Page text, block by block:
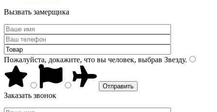
Вызвать замерщика
Пожалуйста, докажите, что вы человек, выбрав Звезду.
Заказать звонок